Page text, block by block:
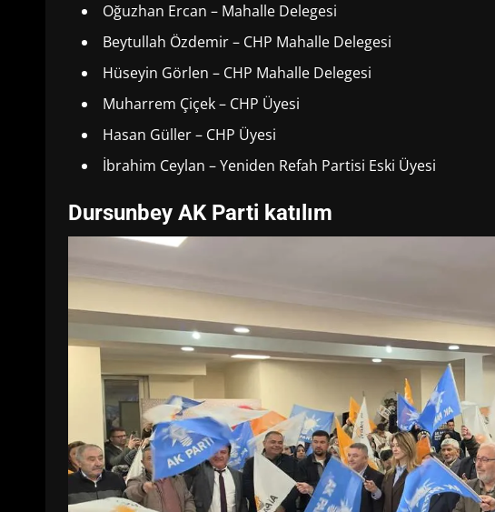
Oğuzhan Ercan – Mahalle Delegesi
Beytullah Özdemir – CHP Mahalle Delegesi
Hüseyin Görlen – CHP Mahalle Delegesi
Muharrem Çiçek – CHP Üyesi
Hasan Güller – CHP Üyesi
İbrahim Ceylan – Yeniden Refah Partisi Eski Üyesi
Dursunbey AK Parti katılım